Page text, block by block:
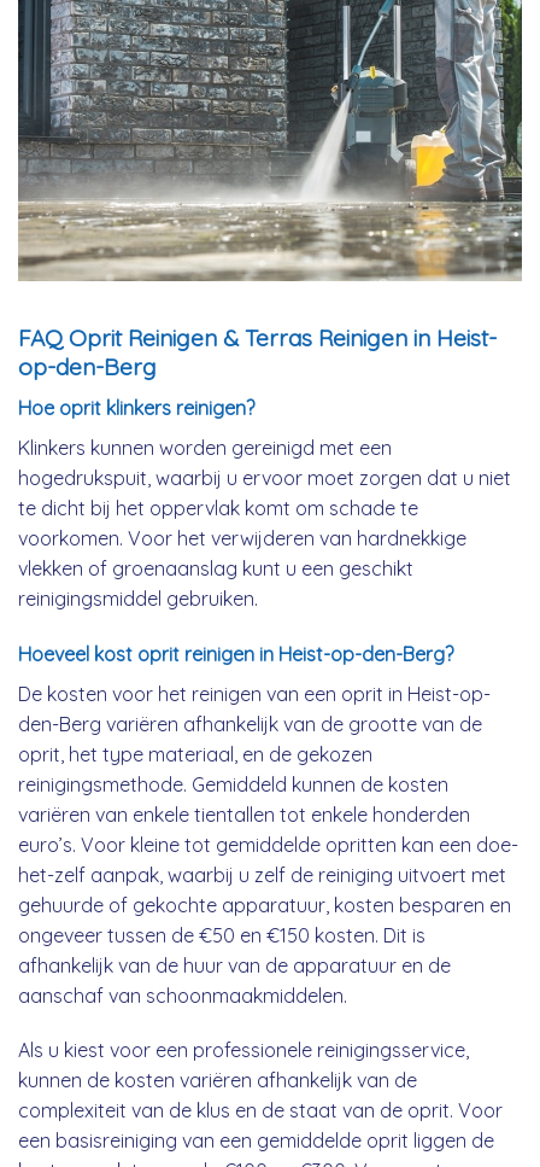
FAQ Oprit Reinigen & Terras Reinigen in Heist-
op-den-Berg
Hoe oprit klinkers reinigen?
Klinkers kunnen worden gereinigd met een
hogedrukspuit, waarbij u ervoor moet zorgen dat u niet
te dicht bij het oppervlak komt om schade te
voorkomen. Voor het verwijderen van hardnekkige
vlekken of groenaanslag kunt u een geschikt
reinigingsmiddel gebruiken.
Hoeveel kost oprit reinigen in Heist-op-den-Berg?
De kosten voor het reinigen van een oprit in Heist-op-
den-Berg variëren afhankelijk van de grootte van de
oprit, het type materiaal, en de gekozen
reinigingsmethode. Gemiddeld kunnen de kosten
variëren van enkele tientallen tot enkele honderden
euro’s. Voor kleine tot gemiddelde opritten kan een doe-
het-zelf aanpak, waarbij u zelf de reiniging uitvoert met
gehuurde of gekochte apparatuur, kosten besparen en
ongeveer tussen de €50 en €150 kosten. Dit is
afhankelijk van de huur van de apparatuur en de
aanschaf van schoonmaakmiddelen.
Als u kiest voor een professionele reinigingsservice,
kunnen de kosten variëren afhankelijk van de
complexiteit van de klus en de staat van de oprit. Voor
een basisreiniging van een gemiddelde oprit liggen de